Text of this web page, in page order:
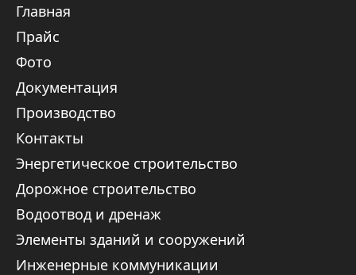
Главная
Прайс
Фото
Документация
Производство
Контакты
Энергетическое строительство
Дорожное строительство
Водоотвод и дренаж
Элементы зданий и сооружений
Инженерные коммуникации